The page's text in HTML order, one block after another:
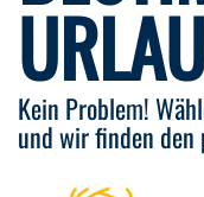
Kein Problem!
und wir finden den